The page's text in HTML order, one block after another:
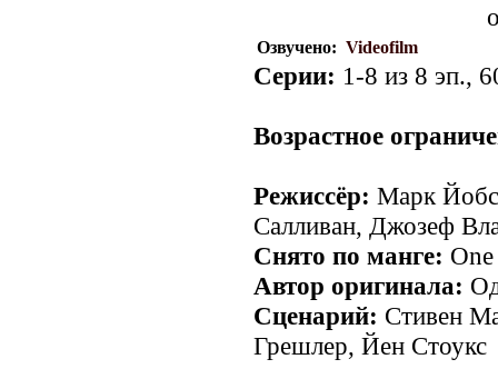
Озвучено: Videofilm
Серии: 1-8 из 8 эп.,
Возрастное
Режиссёр: Марк
Салливан, Джозеф
Снято по манге:
Автор оригинала:
Сценарий: Стивен
Грешлер, Йен Стоукс